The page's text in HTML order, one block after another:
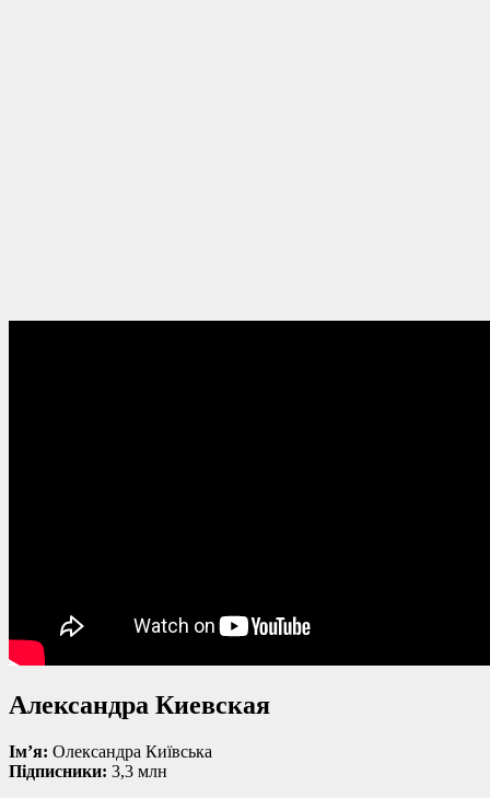
Александра Киевская
Ім’я: Олександра Київська
Підписники: 3,3 млн